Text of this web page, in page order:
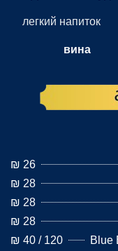
легкий напиток
вина
26 ₪
28 ₪
28 ₪
28 ₪
Blue
120 / 40 ₪